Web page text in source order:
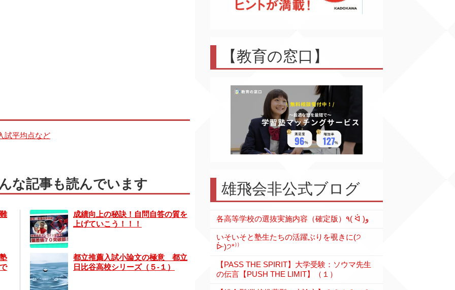
試平均点など
な記事も読んでいます
成績向上の秘訣！自問自答の質を
上げていこう！！！
都立推薦入試小論文の極意 都立
日比谷高校シリーズ（５-１）
【教育の窓口】
雄飛会非公式ブログ
各高等学校の選抜実施内容（確定版）٩( ᐛ )و
いそいそと塾生たちの活躍ぶりを覗きに(੭
ᐕ)੭*⁾⁾
【PASS THE SPIRIT】大学受験：ソウマ先生
の伝言【PUSH THE LIMIT】（１）